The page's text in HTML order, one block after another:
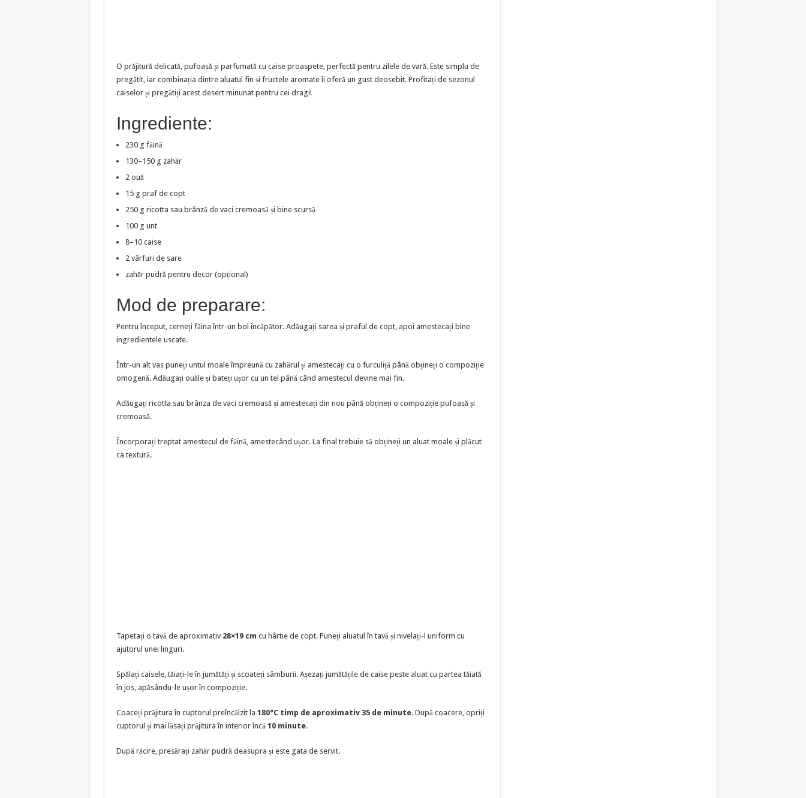
O prăjitură delicată, pufoasă și parfumată cu caise proaspete, perfectă pentru zilele de vară. Este simplu de
pregătit, iar combinația dintre aluatul fin și fructele aromate îi oferă un gust deosebit. Profitați de sezonul
caiselor și pregătiți acest desert minunat pentru cei dragi!
Ingrediente:
230 g făină
130–150 g zahăr
2 ouă
15 g praf de copt
250 g ricotta sau brânză de vaci cremoasă și bine scursă
100 g unt
8–10 caise
2 vârfuri de sare
zahăr pudră pentru decor (opțional)
Mod de preparare:
Pentru început, cerneți făina într-un bol încăpător. Adăugați sarea și praful de copt, apoi amestecați bine
ingredientele uscate.
Într-un alt vas puneți untul moale împreună cu zahărul și amestecați cu o furculiță până obțineți o compoziție
omogenă. Adăugați ouăle și bateți ușor cu un tel până când amestecul devine mai fin.
Adăugați ricotta sau brânza de vaci cremoasă și amestecați din nou până obțineți o compoziție pufoasă și
cremoasă.
Încorporați treptat amestecul de făină, amestecând ușor. La final trebuie să obțineți un aluat moale și plăcut
ca textură.
Tapetați o tavă de aproximativ 28×19 cm cu hârtie de copt. Puneți aluatul în tavă și nivelați-l uniform cu
ajutorul unei linguri.
Spălați caisele, tăiați-le în jumătăți și scoateți sâmburii. Așezați jumătățile de caise peste aluat cu partea tăiată
în jos, apăsându-le ușor în compoziție.
Coaceți prăjitura în cuptorul preîncălzit la 180°C timp de aproximativ 35 de minute. După coacere, opriți
cuptorul și mai lăsați prăjitura în interior încă 10 minute.
După răcire, presărați zahăr pudră deasupra și este gata de servit.